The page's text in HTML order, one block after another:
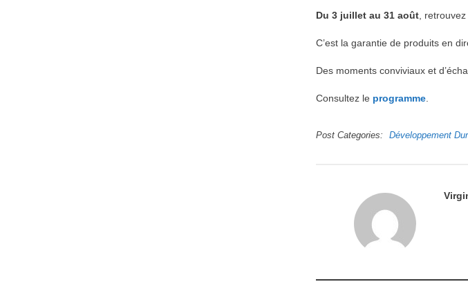
Du 3 juillet au 31 août ,
C’est la garantie de produits en
Des moments conviviaux et
Consultez le programme
Post Categories Développement